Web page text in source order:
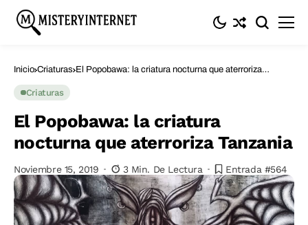
Inicio Criaturas El Popobawa: la criatura nocturna que aterroriza
Criaturas
El Popobawa: la criatura
nocturna que aterroriza Tanzania
Noviembre 15, 2019 3 Min. De Lectura Entrada #564